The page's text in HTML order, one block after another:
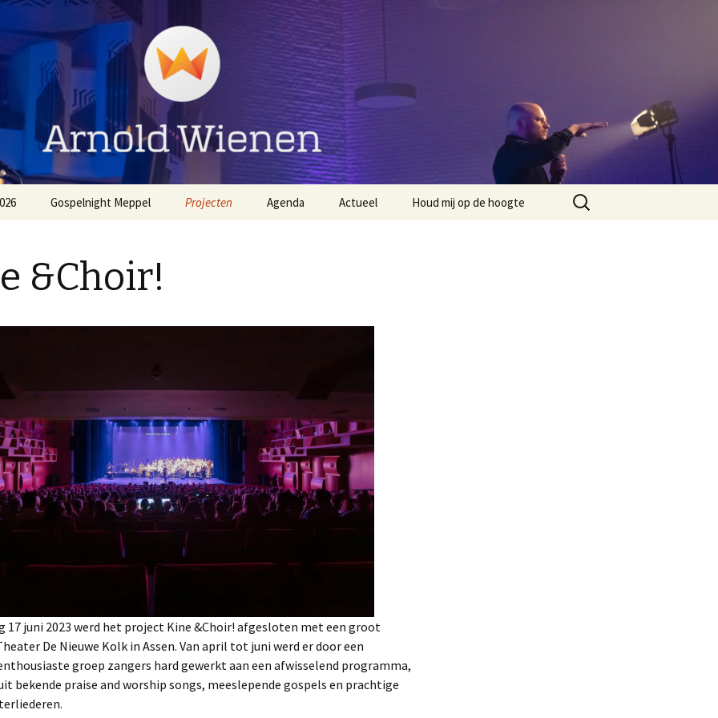
Gospelnight Meppel
Voorwaarden
Projecten
Gospelnight Enschede
NL Zingt op het
Strandheem Festival
Gospelnight Ede 2025
Gospelnight De Pijler in
Lelystad
Kerstnachtdienst Leek
2024
Praise & Worship
Pinksterfeest
Veenklooster
Project GospelNight
Agenda Actueel Houd mij op de hoogte
Zoeken
naar:
&Choir!
17 juni 2023 werd het project Kine &Choir! afgesloten met een groot
De Nieuwe Kolk in Assen. Van april tot juni werd er door een
groep zangers hard gewerkt aan een afwisselend programma,
bekende praise and worship songs, meeslepende gospels en prachtige